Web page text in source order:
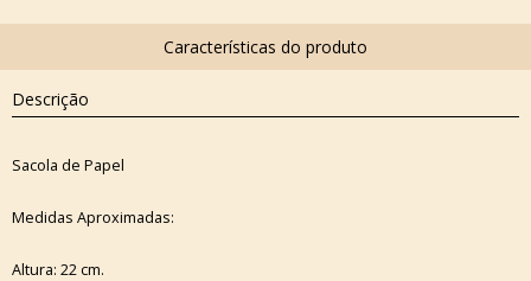
Descrição
Sacola de Papel
Medidas Aproximadas:
Altura: 22 cm.